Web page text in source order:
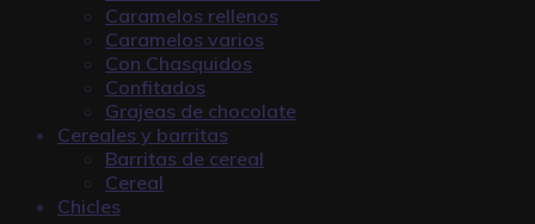
Caramelos rellenos
Caramelos varios
Con Chasquidos
Confitados
Grajeas de chocolate
Cereales y barritas
Barritas de cereal
Cereal
Chicles